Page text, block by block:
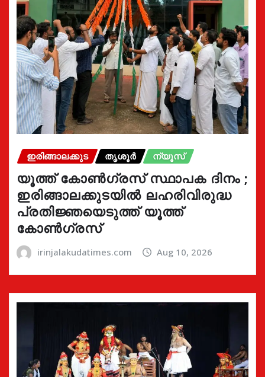
ഇരിങ്ങാലക്കുട തൃശൂർ ന്യൂസ്
യൂത്ത് കോൺഗ്രസ്‌ സ്ഥാപക ദിനം ;
ഇരിങ്ങാലക്കുടയിൽ ലഹരിവിരുദ്ധ
പ്രതിജ്ഞയെടുത്ത് യൂത്ത്
കോൺഗ്രസ്
irinjalakudatimes.com Aug 10, 2026